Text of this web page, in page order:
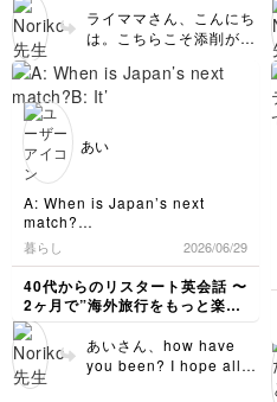
他の店員さんに聞いたのかはわ
すれましたが
無事にパンを買ってかえりまし
た
ところで、サッカーの試合結果
が残念だったというとき
disappointed だと「期待して
たのにがっかりだよ」という感
じがするのですが
そんなことはないでしょうか？
「よくがんばったけど結果は残
念だった」というときでも
disappointed で問題ないです
か？
いう意味では、そんな試
行錯誤も面白いわけで
す。 確かに厳密に言う
と、be disappointedは
期待値と現実に乖離があ
るという印象を与えま
ばこんな表現も考えられ
のを見るのは悲しかっ
た。 * I felt bad for the
毒だった。 * It was
heartbreaking to see
them lose. 負けるのを
It was hard to watch.
見ていてつらかった。
Sano's goal , I was excited !
It was amazing !
A. I thought so.
B. Let's keep supporting
Japan !
いつもいつも提出が遅くなり、
本当に申し訳ありません。お手
隙の時間にチェックをお願いし
ます。
選手が全身全霊で対戦国に立ち
ってサムライブルーを応援する
姿にいつも胸を打たれます🥹
私の目が黒いうちに決勝トーナ
メントを勝ち進んでくれること
を願って、Let's cheer for
Japan！
ライママさん、こんにち
は。こちらこそ添削が遅
毎週火曜日を目処にお返
事しています☺️ あれか
の課題を提出された時に
比べて世の中も少し落ち
うか。それにしても日本
たよね。私も胸熱でした
💕黎明期からずっと見て
きた世代としては本当に
うれしい限りです☺️私た
ちの目の黒いうちに歴史
を塗り替えてくれますよ
うに🐦‍⬛✊ 課題ですが、
1点だけーBさんのit was
あい
A: When is Japan’s next
match?
B: It’s on June 30th.
A: It’s against Brazil, right?
B: Yes. Do you think we can
win?
A: It’s gonna be a very
difficult game.
B: Yeah, but the level of
Japan’s soccer is high now.
A: And many of them are
暮らし 2026/06/29
40代からのリスタート英会話 〜
2ヶ月で”海外旅行をもっと楽し
める私"になる〜
あいさん、how have
you been? I hope all is